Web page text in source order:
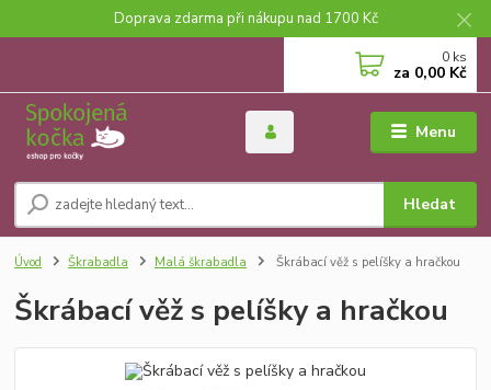
Doprava zdarma při nákupu nad 1700 Kč
Menu
Hledat
0 ks
za 0,00 Kč
Úvod Škrabadla Malá škrabadla Škrábací věž s pelíšky a hračkou
Škrábací věž s pelíšky a hračkou